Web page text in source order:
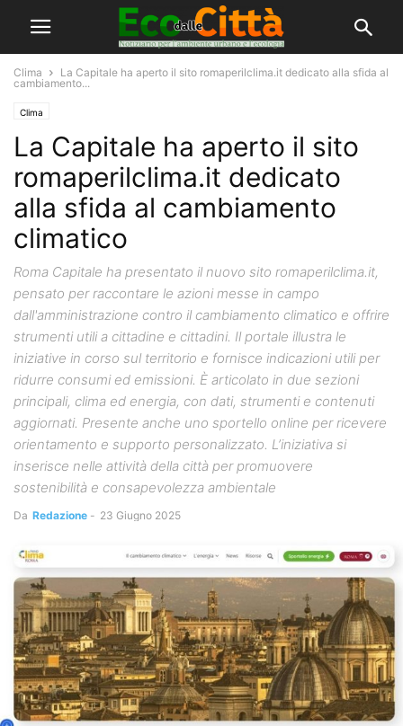
Clima
La Capitale ha aperto il sito romaperilclima.it dedicato alla sfida al
cambiamento...
Clima
La Capitale ha aperto il sito
romaperilclima.it dedicato
alla sfida al cambiamento
climatico
Roma Capitale ha presentato il nuovo sito romaperilclima.it,
pensato per raccontare le azioni messe in campo
dall'amministrazione contro il cambiamento climatico e offrire
strumenti utili a cittadine e cittadini. Il portale illustra le
iniziative in corso sul territorio e fornisce indicazioni utili per
ridurre consumi ed emissioni. È articolato in due sezioni
principali, clima ed energia, con dati, strumenti e contenuti
aggiornati. Presente anche uno sportello online per ricevere
orientamento e supporto personalizzato. L’iniziativa si
inserisce nelle attività della città per promuovere
sostenibilità e consapevolezza ambientale
Da Redazione - 23 Giugno 2025